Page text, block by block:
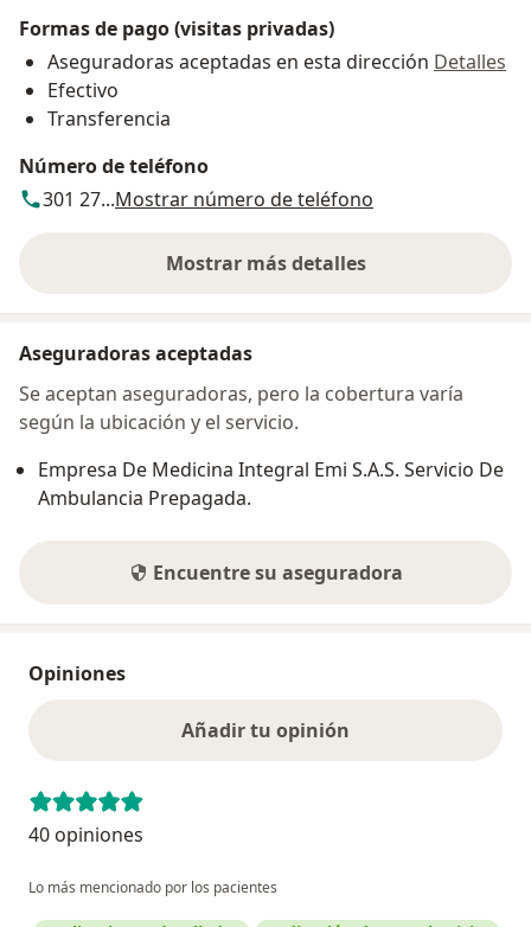
Formas de pago (visitas privadas)
Aseguradoras aceptadas en esta dirección Detalles
Efectivo
Transferencia
Número de teléfono
301 27...Mostrar número de teléfono
Mostrar más detalles
sobre la dirección
Aseguradoras aceptadas
Se aceptan aseguradoras, pero la cobertura varía
según la ubicación y el servicio.
Empresa De Medicina Integral Emi S.A.S. Servicio De
Ambulancia Prepagada.
Encuentre su aseguradora
Opiniones
Añadir tu opinión
40 opiniones
Lo más mencionado por los pacientes